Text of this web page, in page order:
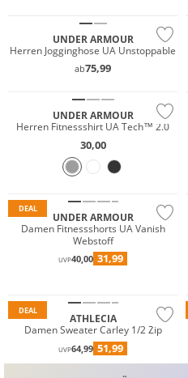
UNDER ARMOUR
Herren Jogginghose UA Unstoppable
ab75,99
UNDER ARMOUR
Herren Fitnessshirt UA Tech™ 2.0
30,00
DEAL
UNDER ARMOUR
Damen Fitnessshorts UA Vanish
Webstoff
UVP40,00 31,99
DEAL
ATHLECIA
Damen Sweater Carley 1/2 Zip
UVP64,99 51,99